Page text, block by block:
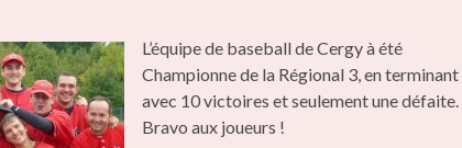
L’équipe de baseball de Cergy à été
Championne de la Régional 3, en terminant
avec 10 victoires et seulement une défaite.
Bravo aux joueurs !